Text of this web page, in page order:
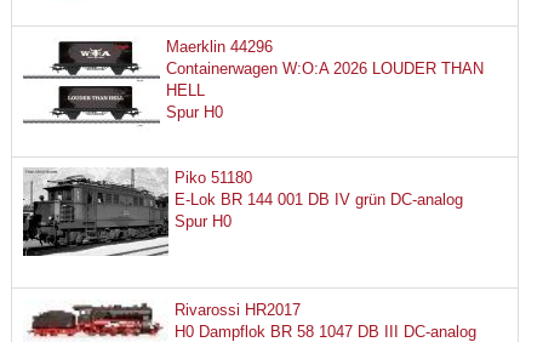
Maerklin 44296
Containerwagen W:O:A 2026 LOUDER THAN
HELL
Spur H0
Piko 51180
E-Lok BR 144 001 DB IV grün DC-analog
Spur H0
Rivarossi HR2017
H0 Dampflok BR 58 1047 DB III DC-analog